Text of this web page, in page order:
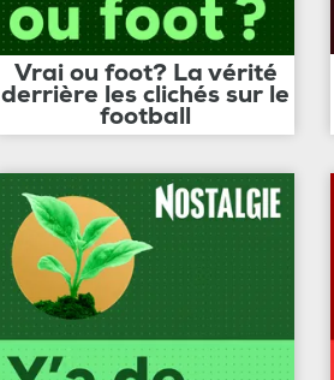
Vrai ou foot? La vérité
derrière les clichés sur le
football